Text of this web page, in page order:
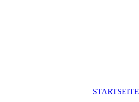
STARTSEITE